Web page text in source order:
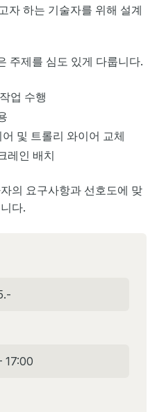
자 하는 기술자를 위해 설계
주제를 심도 있게 다룹니다.
업 수행
및 트롤리 와이어 교체
레인 배치
의 요구사항과 선호도에 맞
다.
17:00